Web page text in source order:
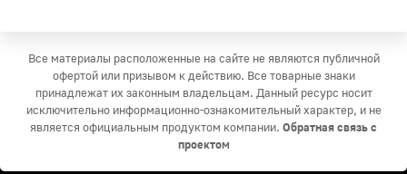
Все материалы расположенные на сайте не являются публичной
офертой или призывом к действию. Все товарные знаки
принадлежат их законным владельцам. Данный ресурс носит
исключительно информационно-ознакомительный характер, и не
является официальным продуктом компании. Обратная связь с
проектом